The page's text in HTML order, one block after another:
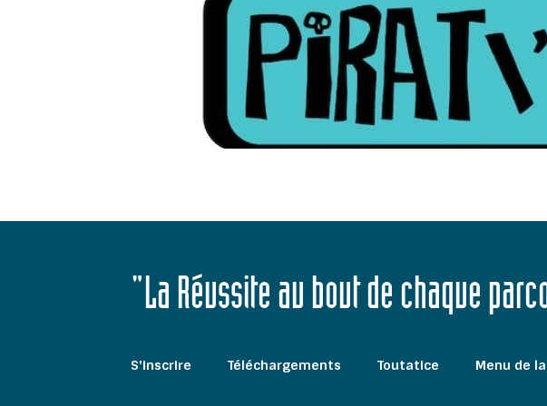
"La Réussite au bout de chaque
S'inscrire Téléchargements Toutatice Menu de